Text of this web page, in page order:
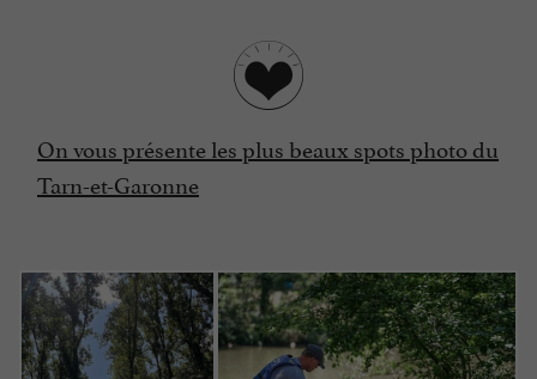
On vous présente les plus beaux spots photo du
Tarn-et-Garonne